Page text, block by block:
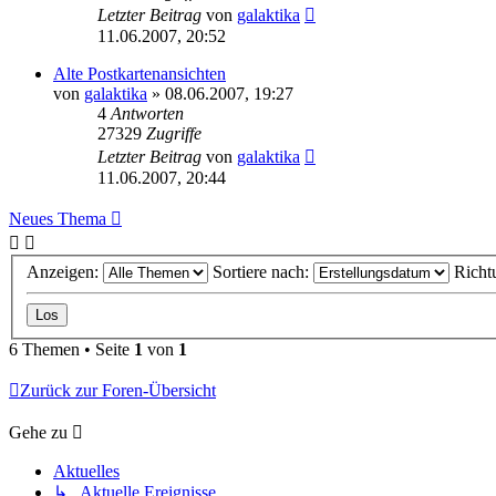
Letzter Beitrag von galaktika
11.06.2007, 20:52
Alte Postkartenansichten
von galaktika » 08.06.2007, 19:27
4 Antworten
27329 Zugriffe
Letzter Beitrag von galaktika
11.06.2007, 20:44
Neues Thema
Anzeigen: Sortiere nach:
6 Themen • Seite 1 von 1
Zurück zur Foren-Übersicht
Gehe zu
Aktuelles